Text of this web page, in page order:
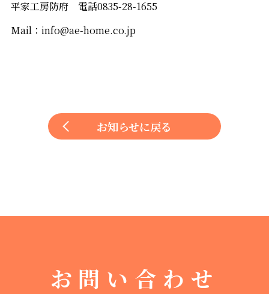
平家工房防府 電話0835-28-1655
Mail：info@ae-home.co.jp
お知らせに戻る
お問い合わせ